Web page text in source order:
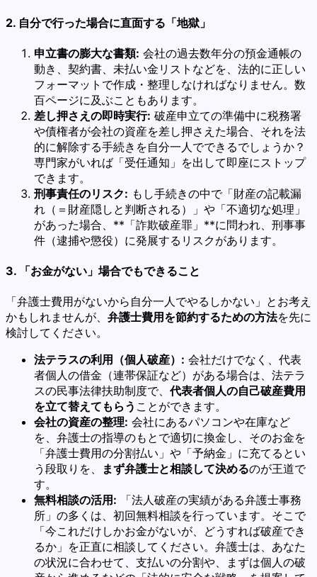
2. 自分で行った場合に直面する「地獄」
申立書の膨大な書類: 会社の過去数年分の預金通帳の
動き、契約書、未払い金リストなどを、法的に正しい
フォーマットで作成・整理しなければなりません。数
百ページに及ぶこともあります。
差し押さえの即時実行: 破産申立ての準備中に税務署
や債権者が会社の資産を差し押さえた場合、それを法
的に解除する手続きを自分一人でできるでしょうか？
専門家がいれば「受任通知」を出して即座にストップ
できます。
刑事責任のリスク: もし手続きの中で「財産の記載漏
れ（＝財産隠しと判断される）」や「不適切な処理」
があった場合、**「詐欺破産罪」**に問われ、刑事事
件（逮捕や懲役）に発展するリスクがあります。
3. 「お金がない」場合でもできること
「弁護士費用がないから自分一人でやるしかない」とお考え
かもしれませんが、 弁護士費用を節約するための方法を先に
検討してください。
法テラスの利用（個人破産）: 会社だけでなく、代表
者個人の借金（連帯保証など）がある場合は、法テラ
スの民事法律扶助制度で、代表者個人の自己破産費用
を立て替えてもらう ことができます。
会社の資産の整理: 会社にあるパソコンや在庫など
を、弁護士の指導のもとで適切に換金し、そのお金を
「弁護士費用の分割払い」や「予納金」に充てるとい
う段取りを、
まず弁護士と相談して決めるのが王道で
す。
無料相談の活用: 「法人破産の実績がある弁護士事務
所」の多くは、初回無料相談を行っています。そこで
「今これだけしかお金がないが、どうすれば破産でき
るか」を正直に相談してください。弁護士は、あなた
の状況に合わせて、支払いの分割や、まずは個人の破